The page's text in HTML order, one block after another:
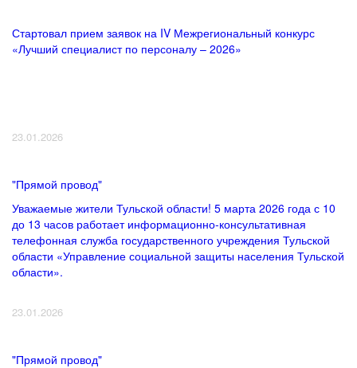
Стартовал прием заявок на IV Межрегиональный конкурс
«Лучший специалист по персоналу – 2026»
23.01.2026
"Прямой провод"
Уважаемые жители Тульской области! 5 марта 2026 года с 10
до 13 часов работает информационно-консультативная
телефонная служба государственного учреждения Тульской
области «Управление социальной защиты населения Тульской
области».
23.01.2026
"Прямой провод"